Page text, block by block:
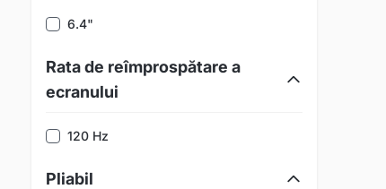
6.4"
Rata de reîmprospătare a
ecranului
120 Hz
Pliabil